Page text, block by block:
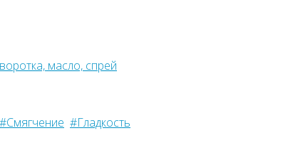
масло, спрей
#Смягчение #Гладкость